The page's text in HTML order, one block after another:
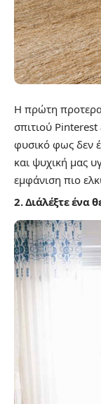
Η πρώτη
σπιτιού
φυσικό φως δεν
και ψυχική μας
εμφάνιση πιο
2. Διάλέξτε ένα